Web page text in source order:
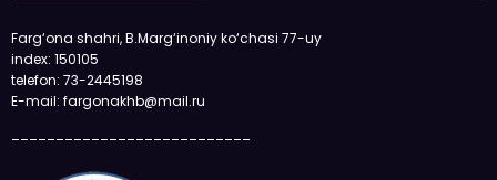
Farg‘ona shahri, B.Marg‘inoniy ko‘chasi 77-uy
index: 150105
telefon: 73-2445198
E-mail: fargonakhb@mail.ru